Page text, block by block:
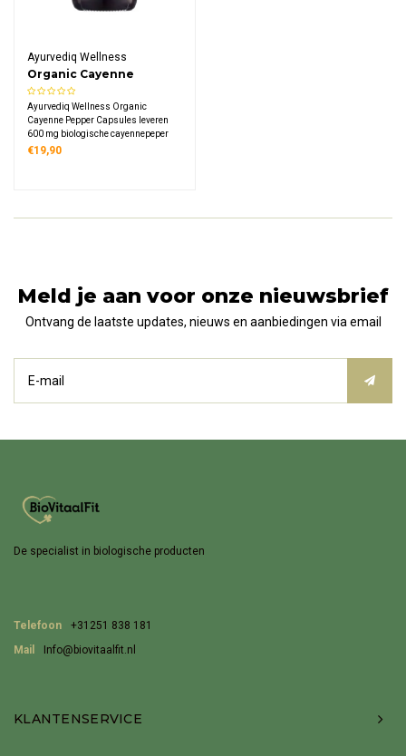
Ayurvediq Wellness
Organic Cayenne
Pepper Capsules
Ayurvediq Wellness Organic
Cayenne Pepper Capsules leveren
600 mg biologische cayennepeper
met capsaïcine,
€19,90
Meld je aan voor onze nieuwsbrief
Ontvang de laatste updates, nieuws en aanbiedingen via email
De specialist in biologische producten
Telefoon
+31251 838 181
Mail
Info@biovitaalfit.nl
KLANTENSERVICE